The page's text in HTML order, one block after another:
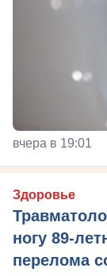
вчера в 19:01
Здоровье
ногу 89-
перелома